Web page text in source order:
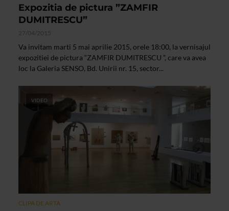
Expozitia de pictura ”ZAMFIR
DUMITRESCU”
27/04/2015
Va invitam marti 5 mai aprilie 2015, orele 18:00, la vernisajul
expozitiei de pictura “ZAMFIR DUMITRESCU ”, care va avea
loc la Galeria SENSO, Bd. Unirii nr. 15, sector...
VIDEO
CLIPA DE ARTA